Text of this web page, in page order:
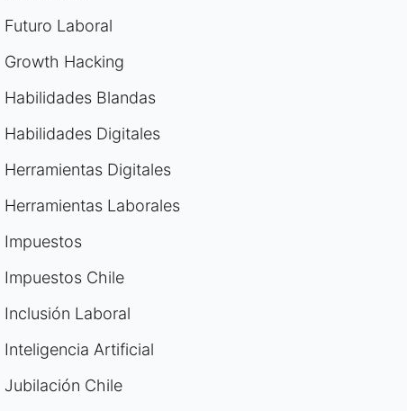
Futuro Laboral
Growth Hacking
Habilidades Blandas
Habilidades Digitales
Herramientas Digitales
Herramientas Laborales
Impuestos
Impuestos Chile
Inclusión Laboral
Inteligencia Artificial
Jubilación Chile